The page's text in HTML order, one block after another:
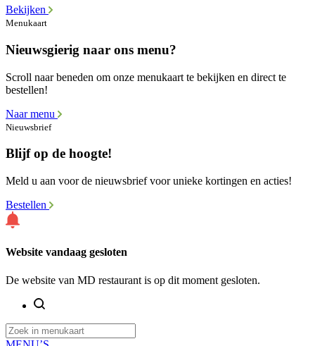
Bekijken
Menukaart
Nieuwsgierig naar ons menu?
Scroll naar beneden om onze menukaart te bekijken en direct te
bestellen!
Naar menu
Nieuwsbrief
Blijf op de hoogte!
Meld u aan voor de nieuwsbrief voor unieke kortingen en acties!
Bestellen
Website vandaag gesloten
De website van MD restaurant is op dit moment gesloten.